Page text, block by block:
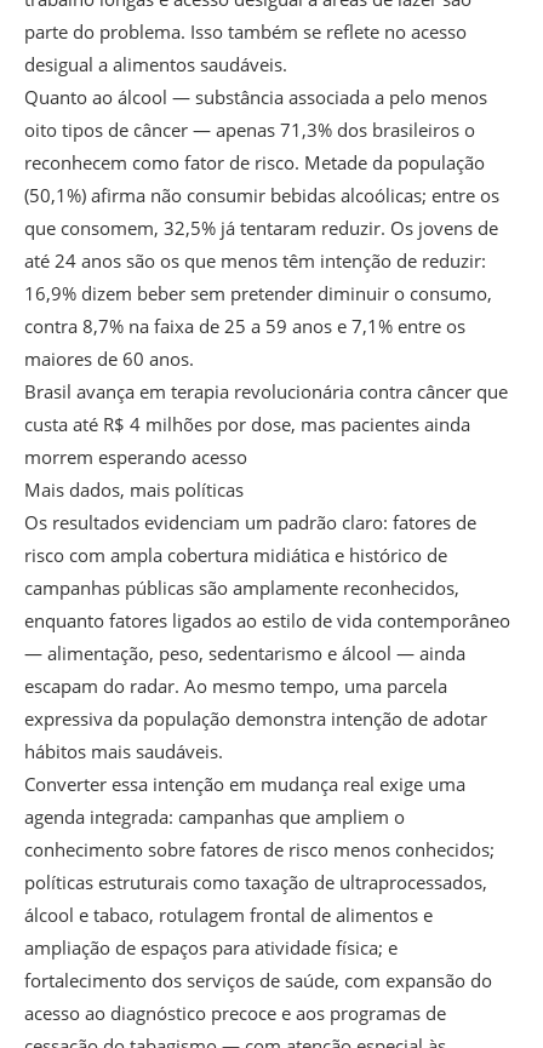
parte do problema. Isso também se reflete no acesso
desigual a alimentos saudáveis.
Quanto ao álcool — substância associada a pelo menos
oito tipos de câncer — apenas 71,3% dos brasileiros o
reconhecem como fator de risco. Metade da população
(50,1%) afirma não consumir bebidas alcoólicas; entre os
que consomem, 32,5% já tentaram reduzir. Os jovens de
até 24 anos são os que menos têm intenção de reduzir:
16,9% dizem beber sem pretender diminuir o consumo,
contra 8,7% na faixa de 25 a 59 anos e 7,1% entre os
maiores de 60 anos.
Brasil avança em terapia revolucionária contra câncer que
custa até R$ 4 milhões por dose, mas pacientes ainda
morrem esperando acesso
Mais dados, mais políticas
Os resultados evidenciam um padrão claro: fatores de
risco com ampla cobertura midiática e histórico de
campanhas públicas são amplamente reconhecidos,
enquanto fatores ligados ao estilo de vida contemporâneo
— alimentação, peso, sedentarismo e álcool — ainda
escapam do radar. Ao mesmo tempo, uma parcela
expressiva da população demonstra intenção de adotar
hábitos mais saudáveis.
Converter essa intenção em mudança real exige uma
agenda integrada: campanhas que ampliem o
conhecimento sobre fatores de risco menos conhecidos;
políticas estruturais como taxação de ultraprocessados,
álcool e tabaco, rotulagem frontal de alimentos e
ampliação de espaços para atividade física; e
fortalecimento dos serviços de saúde, com expansão do
acesso ao diagnóstico precoce e aos programas de